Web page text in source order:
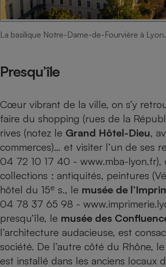
La basilique Notre-Dame-de-Fourvière à Lyon.
Presqu’île
Cœur vibrant de la ville, on s’y
faire du shopping (rues de la
rives (notez le Grand Hôtel-Dieu,
commerces)… et visiter l’un de ses
04 72 10 17 40 - www.mba-lyon.fr),
collections : antiquités, peintures
hôtel du 15e s., le musée de
04 78 37 65 98 -
presqu’île, le musée des
l’architecture audacieuse, est
société. De l’autre côté du Rhône, le
est installé dans les anciens